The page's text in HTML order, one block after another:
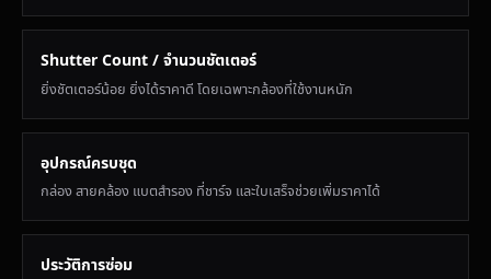
Shutter Count / จำนวนชัตเตอร์
ยิ่งชัตเตอร์น้อย ยิ่งได้ราคาดี โดยเฉพาะกล้องที่ใช้งานหนัก
อุปกรณ์ครบชุด
กล่อง สายคล้อง แบตสำรอง ที่ชาร์จ และใบเสร็จช่วยเพิ่มราคาได้
ประวัติการซ่อม